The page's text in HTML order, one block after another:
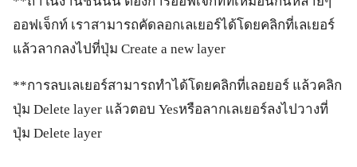
ออฟเจ็กท์ เราสามารถคัดลอกเลเยอร์ได้โดยคลิกที่เลเยอร์
แล้วลากลงไปที่ปุ่ม Create a new layer
**การลบเลเยอร์สามารถทำได้โดยคลิกที่เลอยอร์ แล้วคลิก
ปุ่ม Delete layer แล้วตอบ Yesหรือลากเลเยอร์ลงไปวางที่
ปุ่ม Delete layer